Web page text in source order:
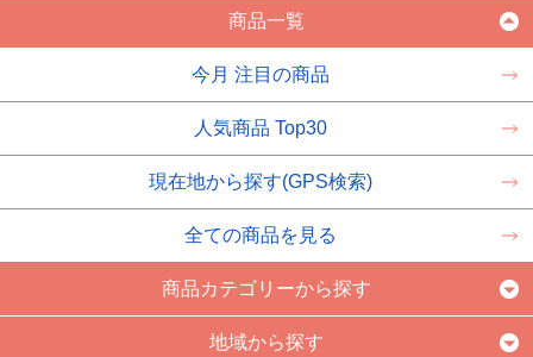
商品一覧
今月 注目の商品
人気商品 Top30
現在地から探す(GPS検索)
全ての商品を見る
商品カテゴリーから探す
地域から探す